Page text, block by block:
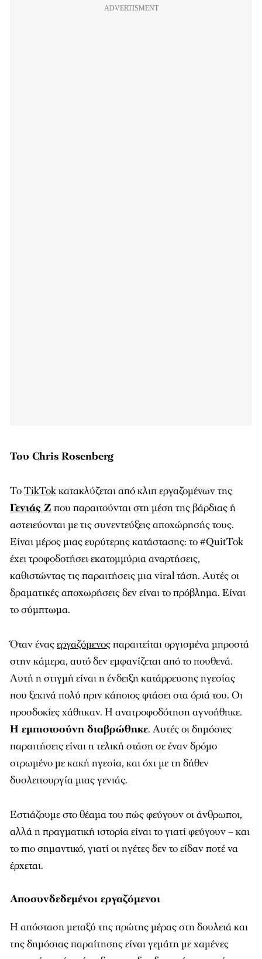
Του Chris Rosenberg
ΤοTikTokκατακλύζεται από κλιπ εργαζομένων της
Γενιάς Ζ που παραιτούνται στη μέση της βάρδιας ή
αστειεύονται με τις συνεντεύξεις αποχώρησής τους.
Είναι μέρος μιας ευρύτερης κατάστασης: το #QuitTok
έχει τροφοδοτήσει εκατομμύρια αναρτήσεις,
καθιστώντας τις παραιτήσεις μια viral τάση. Αυτές οι
δραματικές αποχωρήσεις δεν είναι το πρόβλημα. Είναι
το σύμπτωμα.
Όταν έναςεργαζόμενοςπαραιτείται οργισμένα μπροστά
στην κάμερα, αυτό δεν εμφανίζεται από το πουθενά.
Αυτή η στιγμή είναι η ένδειξη κατάρρευσης ηγεσίας
που ξεκινά πολύ πριν κάποιος φτάσει στα όριά του. Οι
προσδοκίες χάθηκαν. Η ανατροφοδότηση αγνοήθηκε.
Η εμπιστοσύνη διαβρώθηκε. Αυτές οι δημόσιες
παραιτήσεις είναι η τελική στάση σε έναν δρόμο
στρωμένο με κακή ηγεσία, και όχι με τη δήθεν
δυσλειτουργία μιας γενιάς.
Εστιάζουμε στο θέαμα του πώς φεύγουν οι άνθρωποι,
αλλά η πραγματική ιστορία είναι το γιατί φεύγουν – και
το πιο σημαντικό, γιατί οι ηγέτες δεν το είδαν ποτέ να
έρχεται.
Αποσυνδεδεμένοι εργαζόμενοι
Η απόσταση μεταξύ της πρώτης μέρας στη δουλειά και
της δημόσιας παραίτησης είναι γεμάτη με χαμένες